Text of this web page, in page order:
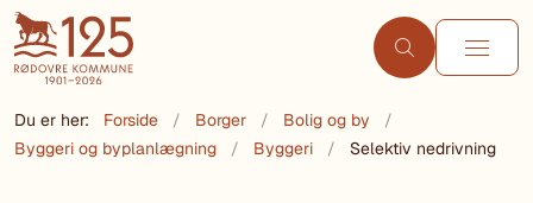
Du er her: Forside Borger
Bolig og by
Byggeri og byplanlægning
Byggeri Selektiv nedrivning